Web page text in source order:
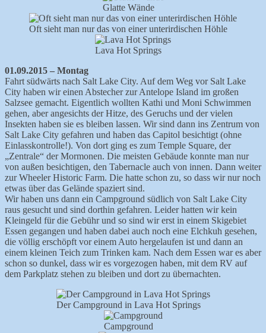
Glatte Wände
Oft sieht man nur das von einer unterirdischen Höhle
Lava Hot Springs
01.09.2015 – Montag
Fahrt südwärts nach Salt Lake City. Auf dem Weg vor Salt Lake
City haben wir einen Abstecher zur Antelope Island im großen
Salzsee gemacht. Eigentlich wollten Kathi und Moni Schwimmen
gehen, aber angesichts der Hitze, des Geruchs und der vielen
Insekten haben sie es bleiben lassen. Wir sind dann ins Zentrum von
Salt Lake City gefahren und haben das Capitol besichtigt (ohne
Einlasskontrolle!). Von dort ging es zum Temple Square, der
„Zentrale“ der Mormonen. Die meisten Gebäude konnte man nur
von außen besichtigen, den Tabernacle auch von innen. Dann weiter
zur Wheeler Historic Farm. Die hatte schon zu, so dass wir nur noch
etwas über das Gelände spaziert sind.
Wir haben uns dann ein Campground südlich von Salt Lake City
raus gesucht und sind dorthin gefahren. Leider hatten wir kein
Kleingeld für die Gebühr und so sind wir erst in einem Skigebiet
Essen gegangen und haben dabei auch noch eine Elchkuh gesehen,
die völlig erschöpft vor einem Auto hergelaufen ist und dann an
einem kleinen Teich zum Trinken kam. Nach dem Essen war es aber
schon so dunkel, dass wir es vorgezogen haben, mit dem RV auf
dem Parkplatz stehen zu bleiben und dort zu übernachten.
Der Campground in Lava Hot Springs
Campground